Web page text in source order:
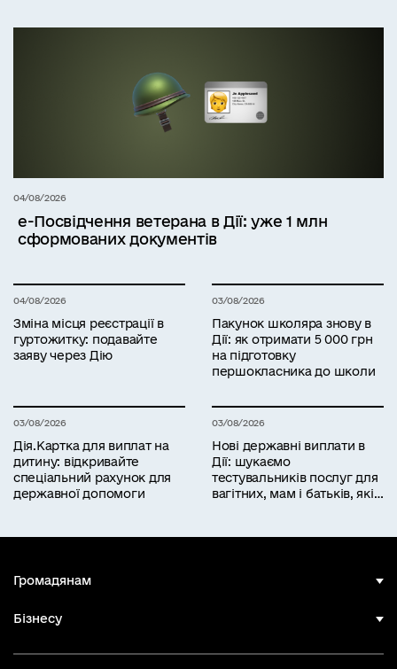
04/08/2026
е-Посвідчення ветерана в Дії: уже 1 млн
сформованих документів
04/08/2026
Зміна місця реєстрації в
гуртожитку: подавайте
заяву через Дію
03/08/2026
Пакунок школяра знову в
Дії: як отримати 5 000 грн
на підготовку
першокласника до школи
03/08/2026
Дія.Картка для виплат на
дитину: відкривайте
спеціальний рахунок для
державної допомоги
03/08/2026
Нові державні виплати в
Дії: шукаємо
тестувальників послуг для
вагітних, мам і батьків, які
Громадянам
Бізнесу